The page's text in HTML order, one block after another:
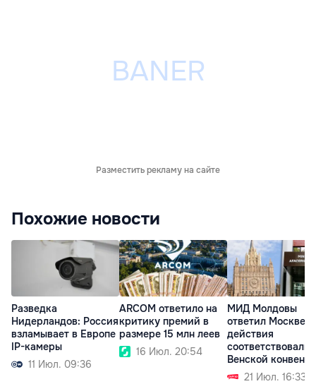
Разместить рекламу на сайте
Похожие новости
Разведка
Нидерландов: Россия
взламывает в Европе
IP-камеры
11 Июл. 09:36
ARCOM ответило на
критику премий в
размере 15 млн леев
16 Июл. 20:54
МИД Молдовы
ответил Москве:
действия
соответствовали
Венской
21 Июл. 16:33